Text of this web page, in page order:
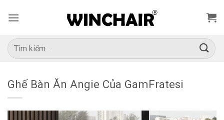
qua
dung
Tìm
kiếm:
Ghế Bàn Ăn Angie Của GamFratesi